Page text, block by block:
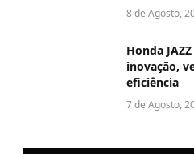
8 de Agosto,
Honda
inovação,
eficiência
7 de Agosto,